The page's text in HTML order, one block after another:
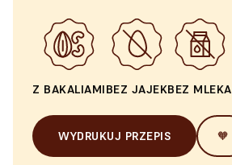
Z BAKALIAMIBEZ JAJEKBEZ MLEKA
WYDRUKUJ PRZEPIS 🧡